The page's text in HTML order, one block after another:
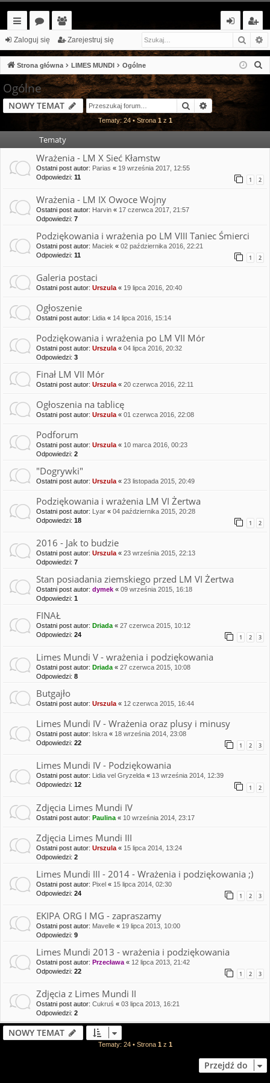
ię
ce
j…
or
a
ży
tk
o
w
ni
cy
og
uj
si
ę
ar
ej
es
si
ę
Zaloguj się Zarejestruj się
Strona główna LIMES MUNDI Ogólne
j
Ogólne
NOWY TEMAT Szukaj
Tematy: 24 • Strona1z 1
Tematy
Wrażenia - LM X Sieć Kłamstw
Ostatni post autor: Parias « 19 września 2017, 12:55
Odpowiedzi: 11 1 2
Wrażenia - LM IX Owoce Wojny
Ostatni post autor: Harvin « 17 czerwca 2017, 21:57
Odpowiedzi: 7
Podziękowania i wrażenia po LM VIII Taniec Śmierci
Ostatni post autor: Maciek « 02 października 2016, 22:21
Odpowiedzi: 11 1 2
Galeria postaci
Ostatni post autor: Urszula « 19 lipca 2016, 20:40
Ogłoszenie
Ostatni post autor: Lidia « 14 lipca 2016, 15:14
Podziękowania i wrażenia po LM VII Mór
Ostatni post autor: Urszula « 04 lipca 2016, 20:32
Odpowiedzi: 3
Finał LM VII Mór
Ostatni post autor: Urszula « 20 czerwca 2016, 22:11
Ogłoszenia na tablicę
Ostatni post autor: Urszula « 01 czerwca 2016, 22:08
Podforum
Ostatni post autor: Urszula « 10 marca 2016, 00:23
Odpowiedzi: 2
"Dogrywki"
Ostatni post autor: Urszula « 23 listopada 2015, 20:49
Podziękowania i wrażenia LM VI Żertwa
Ostatni post autor: Lyar « 04 października 2015, 20:28
Odpowiedzi: 18 1 2
2016 - Jak to budzie
Ostatni post autor: Urszula « 23 września 2015, 22:13
Odpowiedzi: 7
Stan posiadania ziemskiego przed LM VI Żertwa
Ostatni post autor: dymek « 09 września 2015, 16:18
Odpowiedzi: 1
FINAŁ
Ostatni post autor: Driada « 27 czerwca 2015, 10:12
Odpowiedzi: 24 1 2 3
Limes Mundi V - wrażenia i podziękowania
Ostatni post autor: Driada « 27 czerwca 2015, 10:08
Odpowiedzi: 8
Butgajło
Ostatni post autor: Urszula « 12 czerwca 2015, 16:44
Limes Mundi IV - Wrażenia oraz plusy i minusy
Ostatni post autor: Iskra « 18 września 2014, 23:08
Odpowiedzi: 22 1 2 3
Limes Mundi IV - Podziękowania
Ostatni post autor: Lidia vel Gryzelda « 13 września 2014, 12:39
Odpowiedzi: 12 1 2
Zdjęcia Limes Mundi IV
Ostatni post autor: Paulina « 10 września 2014, 23:17
Zdjęcia Limes Mundi III
Ostatni post autor: Urszula « 15 lipca 2014, 13:24
Odpowiedzi: 2
Limes Mundi III - 2014 - Wrażenia i podziękowania ;)
Ostatni post autor: Pixel « 15 lipca 2014, 02:30
Odpowiedzi: 24 1 2 3
EKIPA ORG I MG - zapraszamy
Ostatni post autor: Mavelle « 19 lipca 2013, 10:00
Odpowiedzi: 9
Limes Mundi 2013 - wrażenia i podziękowania
Ostatni post autor: Przecława « 12 lipca 2013, 21:42
Odpowiedzi: 22 1 2 3
Zdjęcia z Limes Mundi II
Ostatni post autor: Cukruś « 03 lipca 2013, 16:21
Odpowiedzi: 2
NOWY TEMAT
Tematy: 24 • Strona 1z 1
Przejdź do